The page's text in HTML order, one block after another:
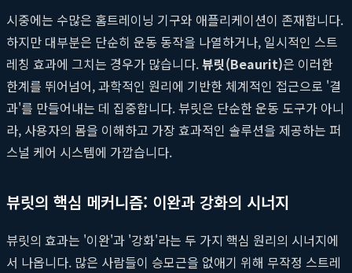
시중에는 수많은 홈트레이닝 기구와 애플리케이션이 존재합니다.
하지만 대부분은 단순히 운동 동작을 나열하거나, 일시적인 스트
레칭 효과에 그치는 경우가 많습니다.뷰릿(Beaurit)은 이러한
한계를 뛰어넘어, 과학적인 원리에 기반한 체계적인 접근으로 '결
과'를 만들어내는 데 집중합니다. 뷰릿은 단순한 운동 도구가 아니
라, 사용자의 몸을 이해하고 가장 효과적인 솔루션을 제공하는 퍼
스널 케어 시스템에 가깝습니다.
뷰릿의 핵심 메커니즘: 이완과 강화의 시너지
뷰릿의 효과는 '이완'과 '강화'라는 두 가지 핵심 원리의 시너지에
서 나옵니다. 많은 사람들이 승모근을 없애기 위해 무작정 스트레